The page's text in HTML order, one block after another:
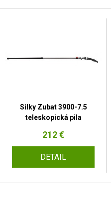
Silky Zubat 3900-7.5
teleskopická pila
212 €
DETAIL